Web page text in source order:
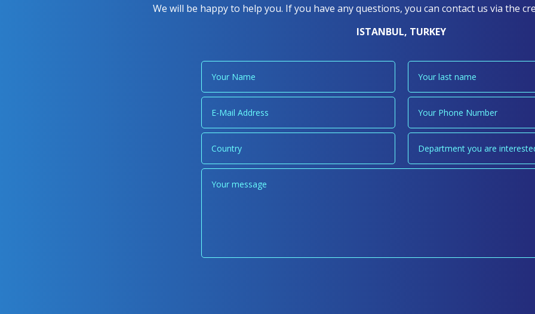
We will be happy to help you. If you have any questions, you can contact us via the
ISTANBUL, TURKEY